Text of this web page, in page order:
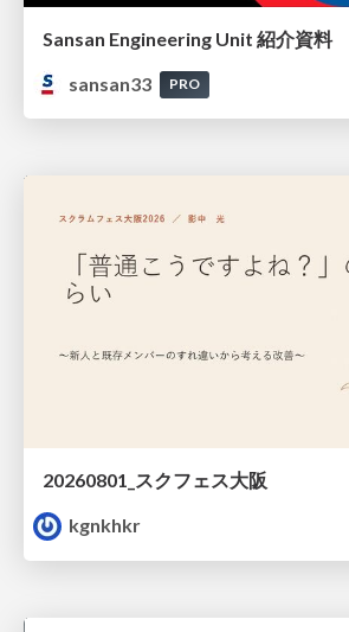
Sansan Engineering Unit 紹介資料
sansan33
PRO
20260801_スクフェス大阪
kgnkhkr